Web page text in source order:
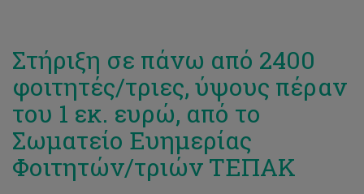
Στήριξη σε πάνω από 2400
φοιτητές/τριες, ύψους πέραν
του 1 εκ. ευρώ, από το
Σωματείο Ευημερίας
Φοιτητών/τριών ΤΕΠΑΚ